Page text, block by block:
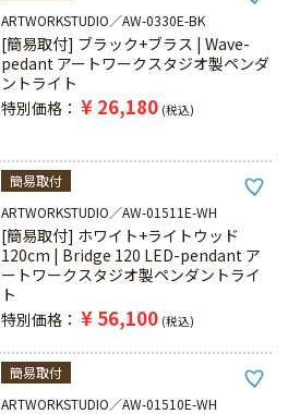
ARTWORKSTUDIO
AW-0330E-BK
[簡易取付] ブラック+ブラス | Wave-
pedant アートワークスタジオ製ペンダ
ントライト
特別価格
¥ 26,180 税込
簡易取付
ARTWORKSTUDIO
AW-01511E-WH
[簡易取付] ホワイト+ライトウッド
120cm | Bridge 120 LED-pendant ア
ートワークスタジオ製ペンダントライ
ト
特別価格
¥ 56,100 税込
簡易取付
ARTWORKSTUDIO
AW-01510E-WH